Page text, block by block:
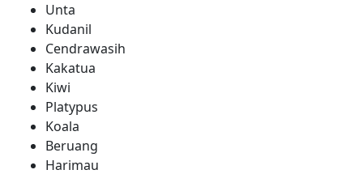
Unta
Kudanil
Cendrawasih
Kakatua
Kiwi
Platypus
Koala
Beruang
Harimau